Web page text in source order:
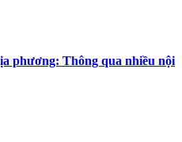
phương: Thông qua nhiều nội